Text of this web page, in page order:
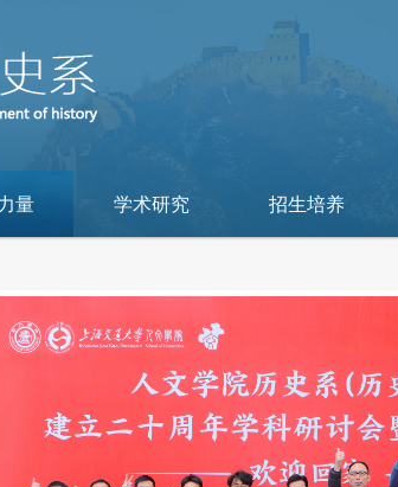
量 学术研究 招生培养